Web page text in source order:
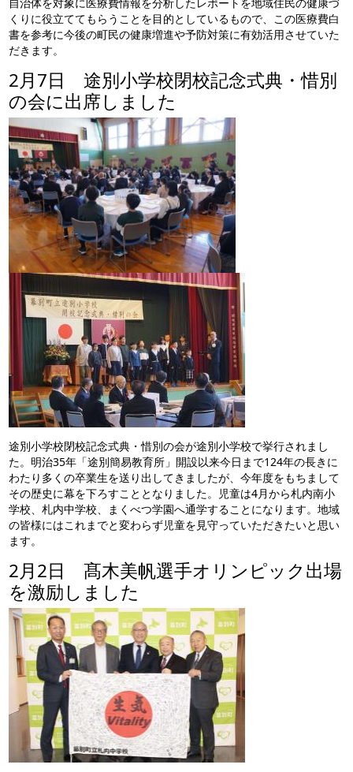
くりに役立ててもらうことを目的としているもので、この医療費白
書を参考に今後の町民の健康増進や予防対策に有効活用させていた
だきます。
2月7日 途別小学校閉校記念式典・惜別
の会に出席しました
途別小学校閉校記念式典・惜別の会が途別小学校で挙行されまし
た。明治35年「途別簡易教育所」開設以来今日まで124年の長きに
わたり多くの卒業生を送り出してきましたが、今年度をもちまして
その歴史に幕を下ろすこととなりました。児童は4月から札内南小
学校、札内中学校、まくべつ学園へ通学することになります。地域
の皆様にはこれまでと変わらず児童を見守っていただきたいと思い
ます。
2月2日 髙木美帆選手オリンピック出場
を激励しました